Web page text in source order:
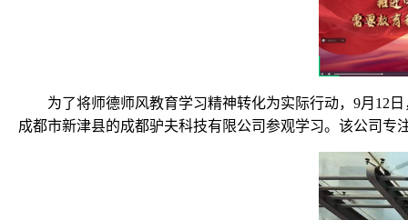
为了将师德师风教育学习精神转化为实际行动，9月12
成都市新津县的成都驴夫科技有限公司参观学习。该公司